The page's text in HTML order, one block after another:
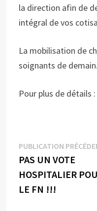
la direction afin de
intégral de vos
La mobilisation de
soignants de demain.
Pour plus de détails
Navigation
de
l’article
PUBLICATION
PAS UN VOTE
HOSPITALIER
LE FN !!!